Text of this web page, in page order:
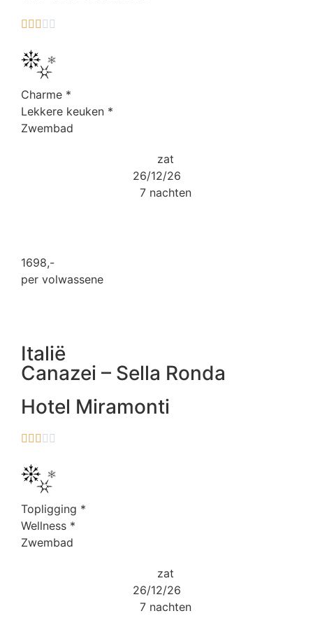
    
Charme *
Lekkere keuken *
Zwembad
zat
26/12/26
7 nachten
1698,-
per volwassene
Italië
Canazei – Sella Ronda
Hotel Miramonti
    
Topligging *
Wellness *
Zwembad
zat
26/12/26
7 nachten